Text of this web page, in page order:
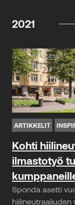
2021
ARTIKKELIT
Kohti
ilmastotyö
Sponda asetti